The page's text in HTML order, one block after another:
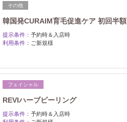
その他
韓国発CURAIM育毛促進ケア 初回半額
提示条件： 予約時＆入店時
利用条件： ご新規様
フェイシャル
REVIハーブピーリング
提示条件： 予約時＆入店時